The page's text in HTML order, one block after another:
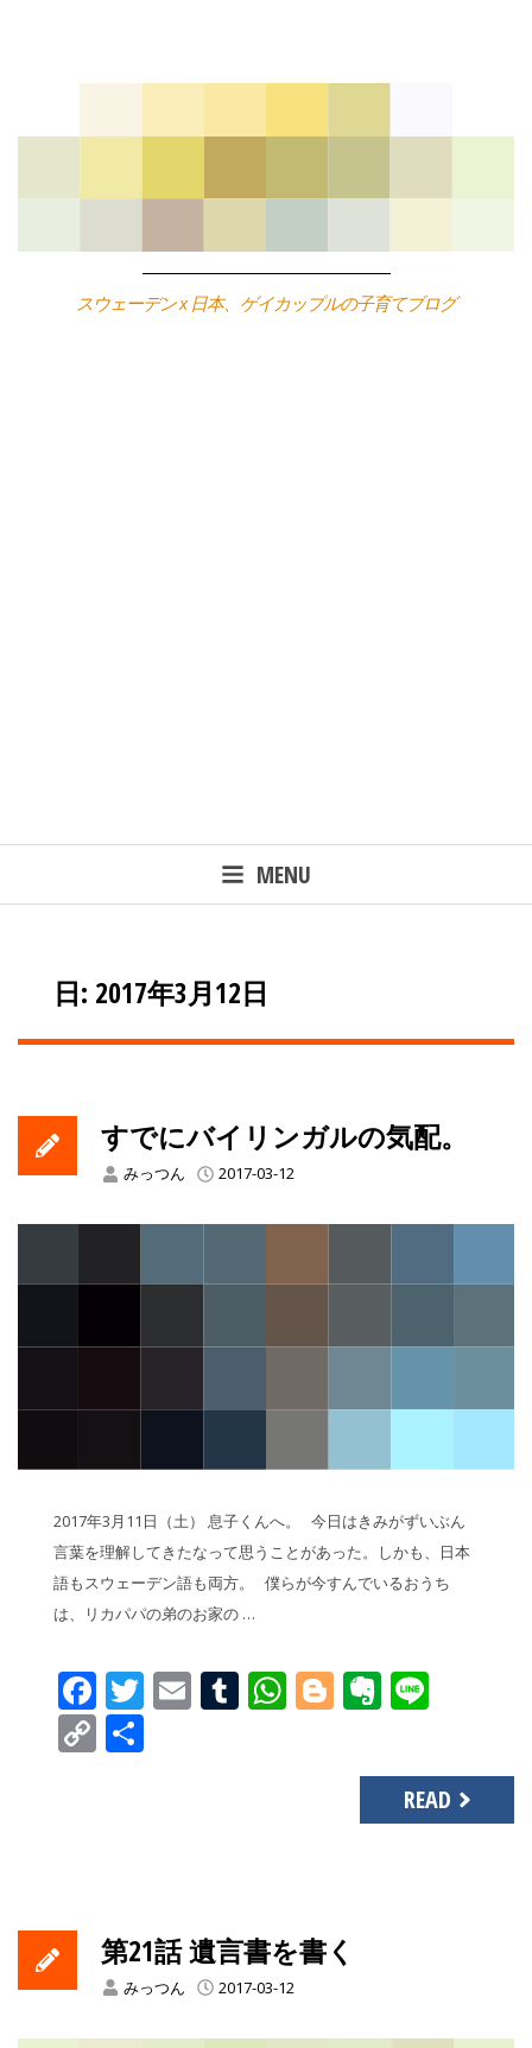
スウェーデン x 日本、ゲイカップルの子育てブログ
MENU
日: 2017年3月12日
すでにバイリンガルの気配。
みっつん 2017-03-12
2017年3月11日（土） 息子くんへ。 今日はきみがずいぶん
言葉を理解してきたなって思うことがあった。しかも、日本
語もスウェーデン語も両方。 僕らが今すんでいるおうち
は、リカパパの弟のお家の …
Facebook
Twitter
EmailTumblr
WhatsApp
Blogger
Copy
Link
READ
第21話 遺言書を書く
みっつん 2017-03-12